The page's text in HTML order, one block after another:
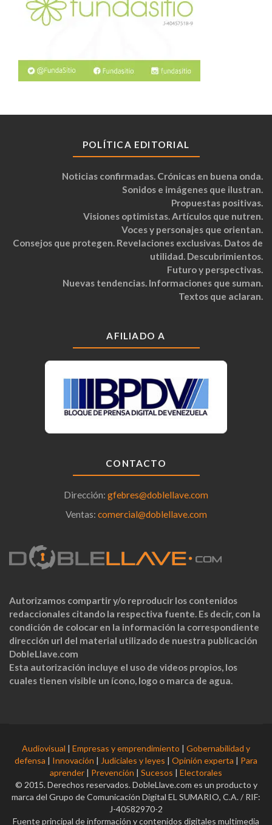
POLÍTICA EDITORIAL
Noticias confirmadas. Crónicas en buena onda.
Sonidos e imágenes que ilustran.
Propuestas positivas.
Visiones optimistas. Artículos que nutren.
Voces y personajes que orientan.
Consejos que protegen. Revelaciones exclusivas. Datos de
utilidad. Descubrimientos.
Futuro y perspectivas.
Nuevas tendencias. Informaciones que suman.
Textos que aclaran.
AFILIADO A
CONTACTO
Dirección: gfebres@doblellave.com
Ventas: comercial@doblellave.com
Autorizamos compartir y/o reproducir los contenidos
redaccionales citando la respectiva fuente. Es decir, con la
condición de colocar en la información la correspondiente
dirección url del material utilizado de nuestra publicación
DobleLlave.com
Esta autorización incluye el uso de videos propios, los
cuales tienen visible un ícono, logo o marca de agua.
Audiovisual | Empresas y emprendimiento | Gobernabilidad y
defensa | Innovación | Judiciales y leyes | Opinión experta | Para
aprender | Prevención | Sucesos | Electorales
© 2015. Derechos reservados. DobleLlave.com es un producto y
marca del Grupo de Comunicación Digital EL SUMARIO, C.A. / RIF:
J-40582970-2
Fuente principal de información y contenidos digitales multimedia